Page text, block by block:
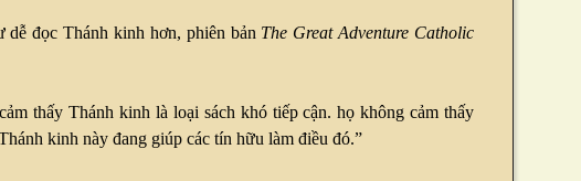
đọc Thánh kinh hơn, phiên bản The Great Adventure Catholic
thấy Thánh kinh là loại sách khó tiếp cận. họ không cảm thấy
kinh này đang giúp các tín hữu làm điều đó.”